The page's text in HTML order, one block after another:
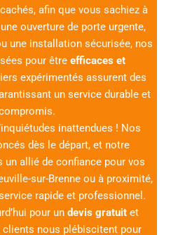
afin que vous sachiez à
ouverture de porte urgente,
une installation sécurisée, nos
pour être efficaces et
expérimentés assurent des
un service durable et
inattendues ! Nos
dès le départ, et notre
un allié de confiance pour vos
sur-Brenne ou à proximité,
rapide et professionnel.
pour un devis gratuitet
nous plébiscitent pour